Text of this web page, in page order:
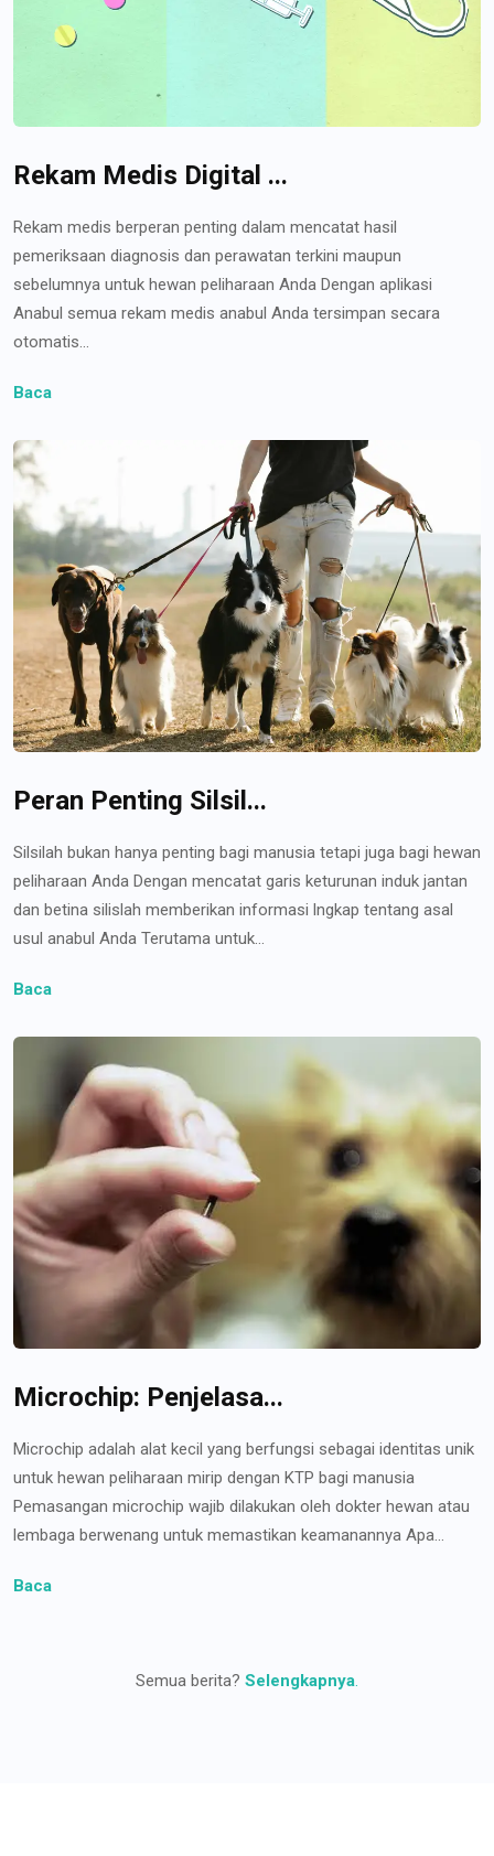
Rekam Medis Digital ...
Rekam medis berperan penting dalam mencatat hasil
pemeriksaan diagnosis dan perawatan terkini maupun
sebelumnya untuk hewan peliharaan Anda Dengan aplikasi
Anabul semua rekam medis anabul Anda tersimpan secara
otomatis...
Baca
Peran Penting Silsil...
Silsilah bukan hanya penting bagi manusia tetapi juga bagi hewan
peliharaan Anda Dengan mencatat garis keturunan induk jantan
dan betina silislah memberikan informasi lngkap tentang asal
usul anabul Anda Terutama untuk...
Baca
Microchip: Penjelasa...
Microchip adalah alat kecil yang berfungsi sebagai identitas unik
untuk hewan peliharaan mirip dengan KTP bagi manusia
Pemasangan microchip wajib dilakukan oleh dokter hewan atau
lembaga berwenang untuk memastikan keamanannya Apa...
Baca
Semua berita? Selengkapnya.